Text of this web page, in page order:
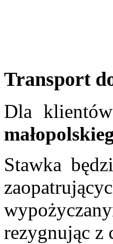
Transport
Dla
Stawka
rezygnując z